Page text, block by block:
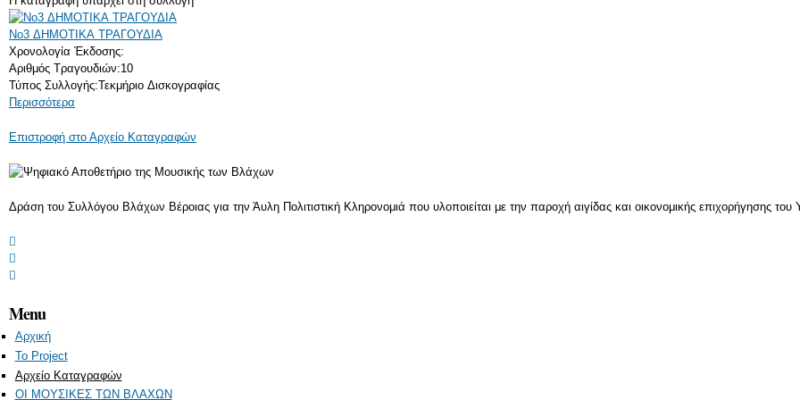
Νο3 ΔΗΜΟΤΙΚΑ ΤΡΑΓΟΥΔΙΑ
Χρονολογία Έκδοσης:
Αριθμός Τραγουδιών:10
Τύπος Συλλογής:Τεκμήριο Δισκογραφίας
Περισσότερα
Επιστροφή στο Αρχείο Καταγραφών
Δράση του Συλλόγου Βλάχων Βέροιας για την Άυλη Πολιτιστική Κληρονομιά που υλοποιείται με την παροχή αιγίδας και οικονομικής επιχορήγησης του
Menu
Αρχική
Το Project
Αρχείο Καταγραφών
ΟΙ ΜΟΥΣΙΚΕΣ ΤΩΝ ΒΛΑΧΩΝ